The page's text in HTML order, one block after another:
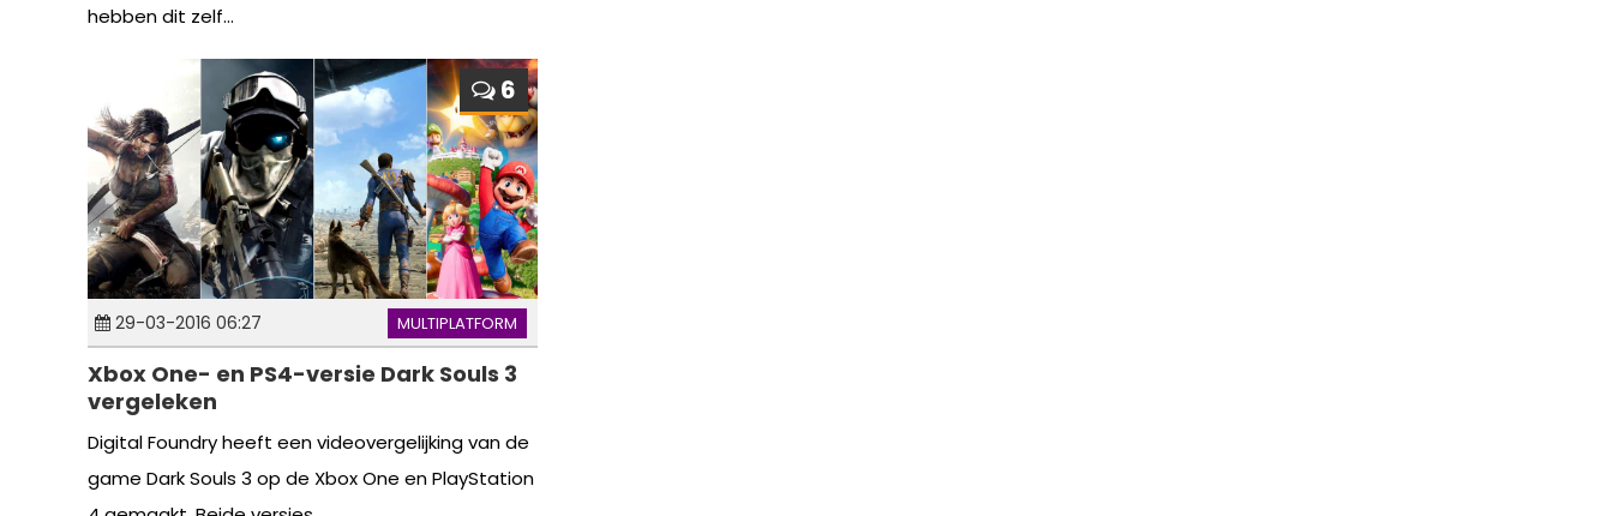
hebben dit zelf...
6
29-03-2016 06:27 MULTIPLATFORM
Xbox One- en PS4-versie Dark Souls 3
vergeleken
Digital Foundry heeft een videovergelijking van de
game Dark Souls 3 op de Xbox One en PlayStation